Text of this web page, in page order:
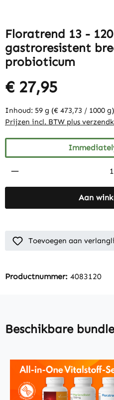
Floratrend 13 -
gastroresistent
probioticum
€ 27,95
Inhoud: 59 g (€ 473,73 / 1000 g)
Prijzen incl. BTW plus
Product Quantity:
Aan
Toevoegen aan
Productnummer: 4083120
Beschikbare